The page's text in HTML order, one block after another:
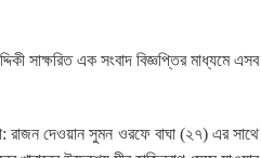
সাক্ষরিত এক সংবাদ বিজ্ঞপ্তির মাধ্যমে এসব
রাজন দেওয়ান সুমন ওরফে বাঘা (২৭) এর সাথে